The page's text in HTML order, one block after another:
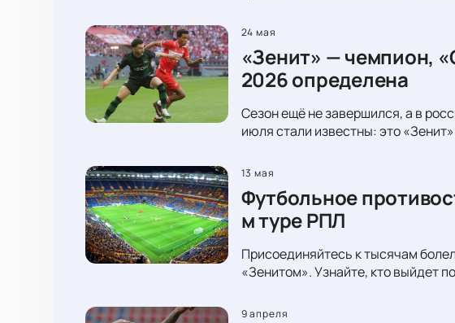
24 мая
«Зенит» — чемпион,
2026 определена
Сезон ещё не завершился, а в
июля стали известны: это
13 мая
Футбольное
м туре РПЛ
Присоединяйтесь к тысячам
«Зенитом». Узнайте, кто выйдет
9 апреля